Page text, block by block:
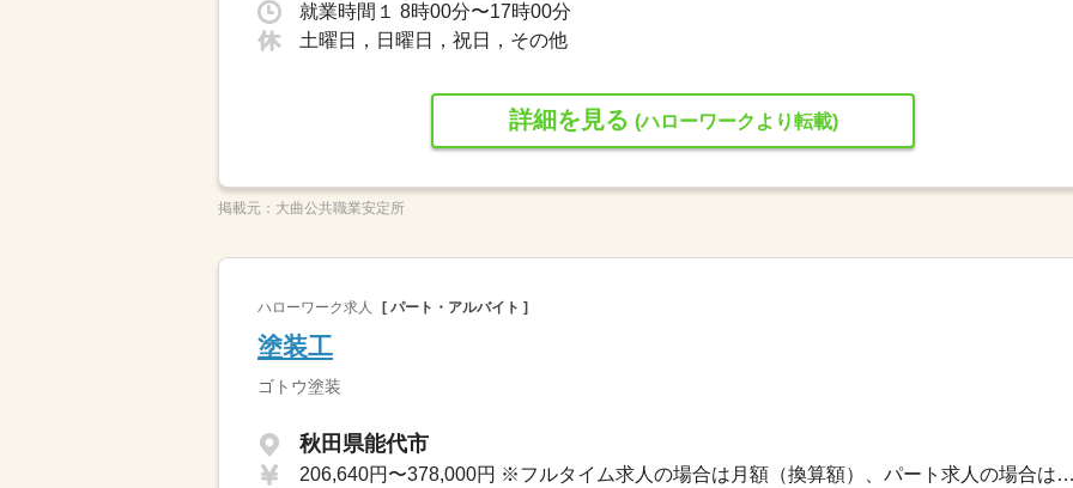
就業時間１ 8時00分〜17時00分
土曜日，日曜日，祝日，その他
詳細を見る (ハローワークより転載)
掲載元： 大曲公共職業安定所
ハローワーク求人 [ パート・アルバイト ]
塗装工
ゴトウ塗装
秋田県能代市
206,640円〜378,000円 ※フルタイム求人の場合は月額（換算額）、パート求人の場合は時間額を表示しています。